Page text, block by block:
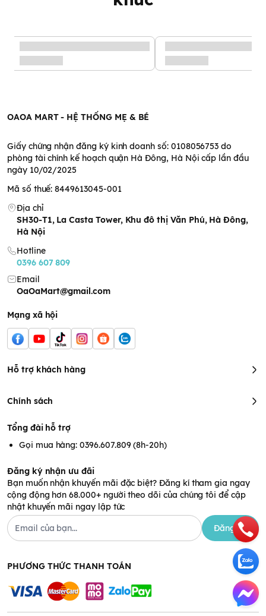
OAOA MART - HỆ THỐNG MẸ & BÉ
Giấy chứng nhận đăng ký kinh doanh số: 0108056753 do
phòng tài chính kế hoạch quận Hà Đông, Hà Nội cấp lần đầu
ngày 10/02/2025
Mã số thuế: 8449613045-001
Địa chỉ
SH30-T1, La Casta Tower, Khu đô thị Văn Phú, Hà Đông,
Hà Nội
Hotline
0396 607 809
Email
OaOaMart@gmail.com
Mạng xã hội
Hỗ trợ khách hàng
Chính sách
Tổng đài hỗ trợ
Gọi mua hàng: 0396.607.809 (8h-20h)
Đăng ký nhận ưu đãi
Bạn muốn nhận khuyến mãi đặc biệt? Đăng kí tham gia ngay
cộng động hơn 68.000+ người theo dõi của chúng tôi để cập
nhật khuyến mãi ngay lập tức
Đăng ký
PHƯƠNG THỨC THANH TOÁN